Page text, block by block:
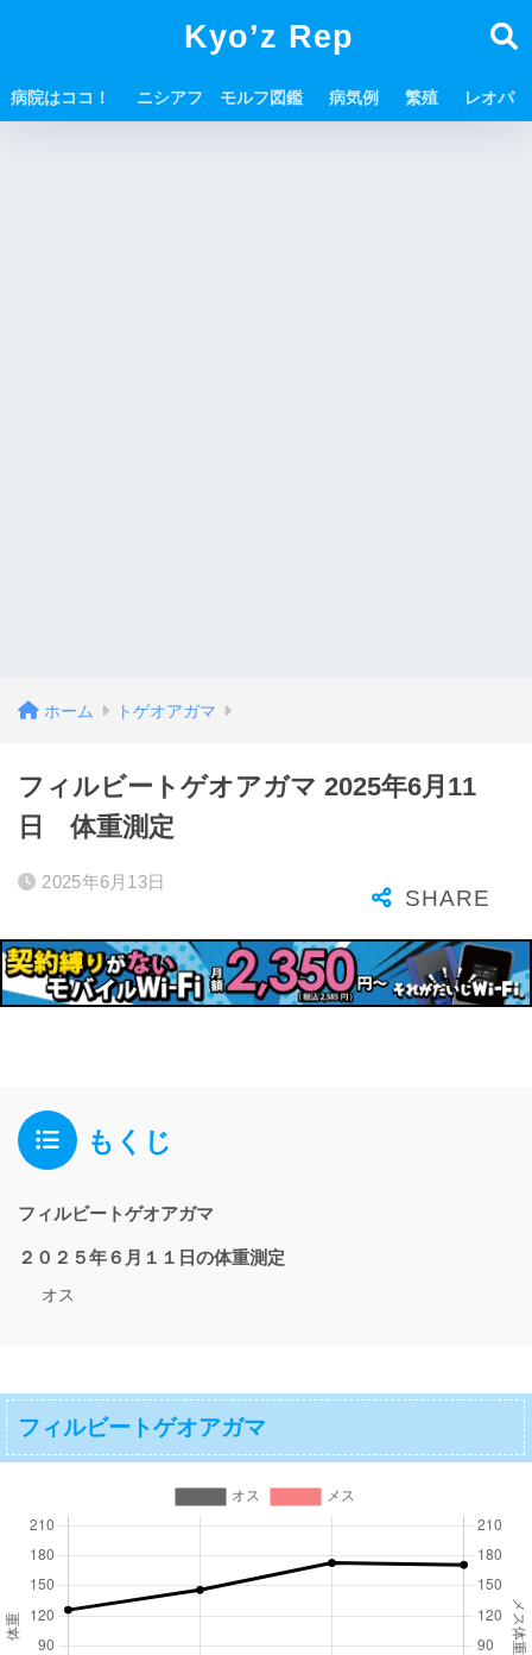
Kyo’z Rep
病院はココ！ ニシアフ モルフ図鑑 病気例 繁殖 レオパ
ホーム トゲオアガマ
フィルビートゲオアガマ 2025年6月11
日 体重測定
2025年6月13日
もくじ
フィルビートゲオアガマ
２０２５年６月１１日の体重測定
オス
フィルビートゲオアガマ